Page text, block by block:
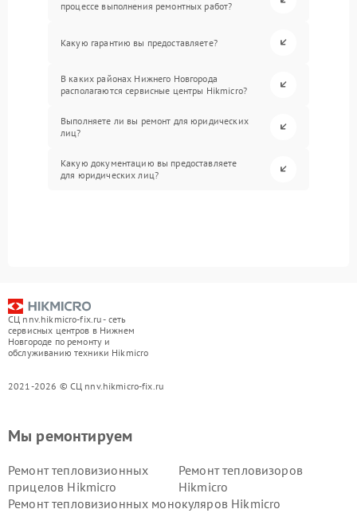
процессе выполнения ремонтных работ?
Какую гарантию вы предоставляете?
В каких районах Нижнего Новгорода
располагаются сервисные центры Hikmicro?
Выполняете ли вы ремонт для юридических
лиц?
Какую документацию вы предоставляете
для юридических лиц?
СЦ nnv.hikmicro-fix.ru - сеть
сервисных центров в Нижнем
Новгороде по ремонту и
обслуживанию техники Hikmicro
2021-2026 © СЦ nnv.hikmicro-fix.ru
Мы ремонтируем
Ремонт тепловизионных
прицелов Hikmicro
Ремонт тепловизоров
Hikmicro
Ремонт тепловизионных монокуляров Hikmicro